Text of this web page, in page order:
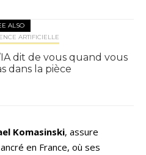
ALSO
ARTIFICIELLE
dit de vous quand vous
dans la pièce
Komasinski, assure
en France, où ses